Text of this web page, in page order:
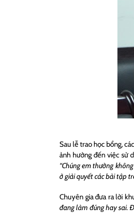
Sau lễ trao học bổng,
ảnh hưởng đến việc sử
“Chúng em thường
ở giải quyết các bài tập
Chuyên gia đưa ra lời
đang làm đúng hay sai.